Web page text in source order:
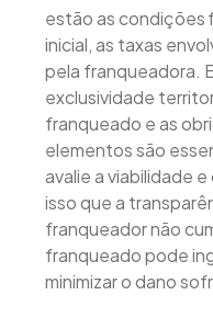
estão as condições
inicial, as taxas
pela franqueadora.
exclusividade
franqueado e as
elementos são
avalie a viabilidade
isso que a
franqueador não
franqueado pode
minimizar o dano